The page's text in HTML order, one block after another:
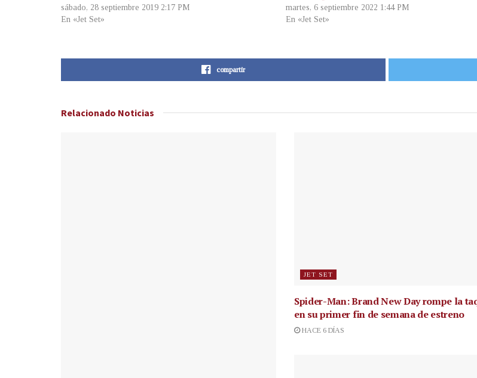
sábado, 28 septiembre 2019 2:17 PM
En «Jet Set»
martes, 6 septiembre 2022 1:44 PM
En «Jet Set»
compartir
Relacionado Noticias
JET SET
Spider-Man: Brand New Day rompe la
en su primer fin de semana de estreno
HACE 6 DÍAS